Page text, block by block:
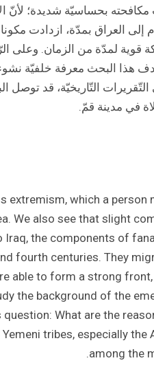
بحساسيّة شديدة؛ لأنّ
العراق بمدّة، ازدادت
قوية لمدّة من الزمان.
هذا البحث معرفة خلفيّة
التّاريخيّة، قد توصل
في مدينة قمّ.
extremism, which a
We also see that slight
the components of
fourth centuries. They
able to form a strong
the background of the
question: What are the
tribes, especially
among the